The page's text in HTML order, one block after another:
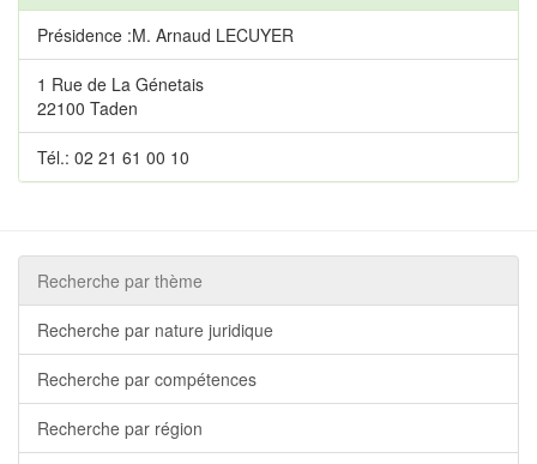
Présidence :M. Arnaud LECUYER
1 Rue de La Génetais
22100 Taden
Tél.: 02 21 61 00 10
Recherche par thème
Recherche par nature juridique
Recherche par compétences
Recherche par région